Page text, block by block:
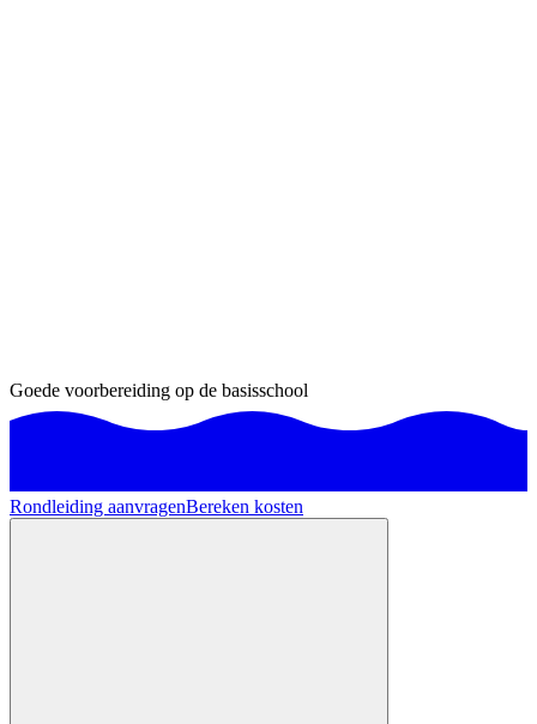
Goede voorbereiding op de basisschool
Rondleiding aanvragenBereken kosten